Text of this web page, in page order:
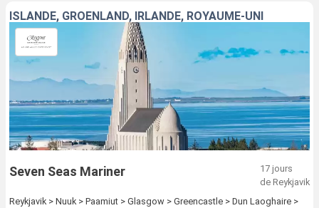
ISLANDE, GRÖENLAND, IRLANDE, ROYAUME-UNI
Seven Seas Mariner
17 jours
de Reykjavik
Reykjavik > Nuuk > Paamiut > Glasgow > Greencastle > Dun Laoghaire >